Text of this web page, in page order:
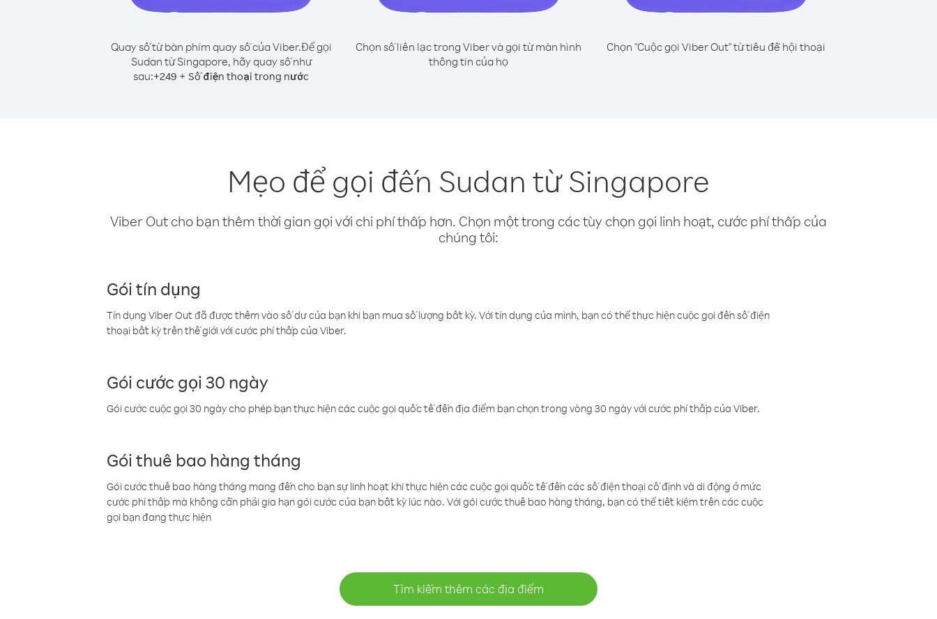
Quay số từ bàn phím quay số của Viber.Để gọi
Sudan từ Singapore, hãy quay số như
sau:+249 + Số điện thoại trong nước
Chọn số liên lạc trong Viber và gọi từ màn hình
thông tin của họ
Chọn "Cuộc gọi Viber Out" từ tiêu đề hội thoại
Mẹo để gọi đến Sudan từ Singapore
Viber Out cho bạn thêm thời gian gọi với chi phí thấp hơn. Chọn một trong các tùy chọn gọi linh hoạt, cước phí thấp của
chúng tôi:
Gói tín dụng
Tín dụng Viber Out đã được thêm vào số dư của bạn khi bạn mua số lượng bất kỳ. Với tín dụng của mình, bạn có thể thực hiện cuộc gọi đến số điện
thoại bất kỳ trên thế giới với cước phí thấp của Viber.
Gói cước gọi 30 ngày
Gói cước cuộc gọi 30 ngày cho phép bạn thực hiện các cuộc gọi quốc tế đến địa điểm bạn chọn trong vòng 30 ngày với cước phí thấp của Viber.
Gói thuê bao hàng tháng
Gói cước thuê bao hàng tháng mang đến cho bạn sự linh hoạt khi thực hiện các cuộc gọi quốc tế đến các số điện thoại cố định và di động ở mức
cước phí thấp mà không cần phải gia hạn gói cước của bạn bất kỳ lúc nào. Với gói cước thuê bao hàng tháng, bạn có thể tiết kiệm trên các cuộc
gọi bạn đang thực hiện
Tìm kiếm thêm các địa điểm